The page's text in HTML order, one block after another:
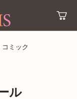
ミック
ル